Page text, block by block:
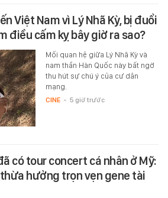
Việt Nam vì Lý Nhã Kỳ, bị đuổi
điều cấm kỵ bây giờ ra sao?
Mối quan hệ giữa Lý Nhã Kỳ và
nam thần Hàn Quốc này bất ngờ
thu hút sự chú ý của cư dân
mạng.
CINE - 5 giờ trước
có tour concert cá nhân ở Mỹ:
hưởng trọn vẹn gene tài